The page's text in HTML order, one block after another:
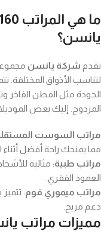
يانسن؟
تقدم شركة يانسن
لتناسب الأذواق المختلفة.
الجودة مثل القطن الفاخر
المزدوج. إليك بعض الموديلات
مراتب السوست
مما يمنحك راحة أفضل أثناء
مراتب طبية: مثالية
العمود الفقري.
مراتب ميموري فوم:
دعم مريح.
مميزات مراتب يانسن